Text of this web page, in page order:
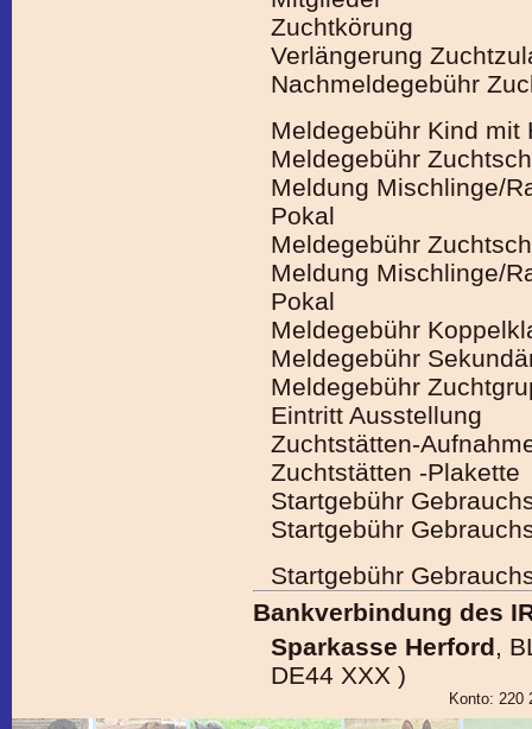
Zuchtkörung
Verlängerung
Nachmeldegebühr
Meldegebühr Kind mit
Meldegebühr
Meldung Mischlinge/
Pokal
Meldegebühr
Meldung Mischlinge/
Pokal
Meldegebühr
Meldegebühr
Meldegebühr
Eintritt Ausstellung
Zuchtstätten-
Zuchtstätten -Plakette
Startgebühr
Startgebühr
Startgebühr
Bankverbindung des
Sparkasse Herford,
DE44 XXX )
Konto: 220